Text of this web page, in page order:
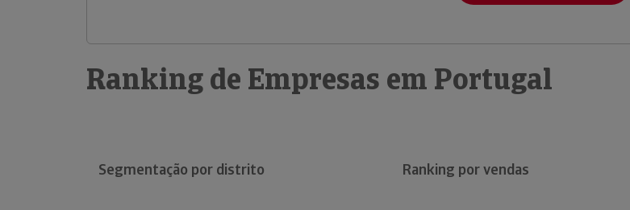
Ranking de Empresas em Portugal
Segmentação por distrito Ranking por vendas